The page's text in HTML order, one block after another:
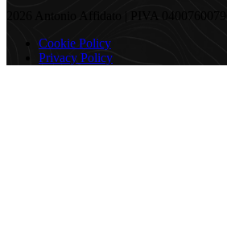
2026 Antonio Affidato | PIVA 04007600796
Cookie Policy
Privacy Policy